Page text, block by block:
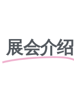
展会介绍